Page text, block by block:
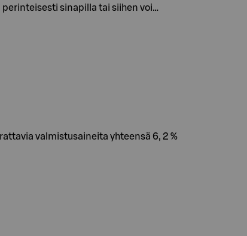
sinapilla tai siihen voi…
valmistusaineita yhteensä 6, 2 %